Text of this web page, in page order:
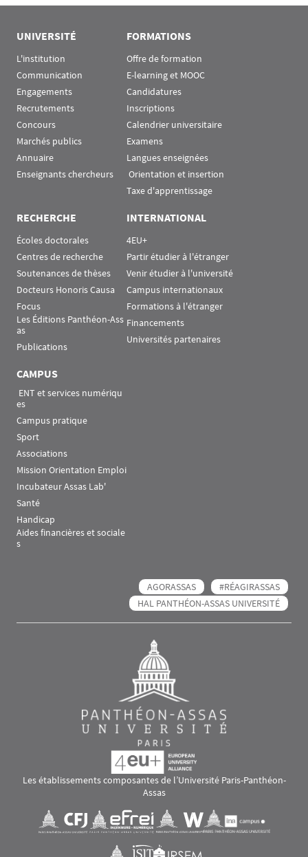
UNIVERSITÉ
L'institution
Communication
Engagements
Recrutements
Concours
Marchés publics
Annuaire
Enseignants chercheurs
FORMATIONS
Offre de formation
E-learning et MOOC
Candidatures
Inscriptions
Calendrier universitaire
Examens
Langues enseignées
Orientation et insertion
Taxe d'apprentissage
RECHERCHE
Écoles doctorales
Centres de recherche
Soutenances de thèses
Docteurs Honoris Causa
Focus
Les Éditions Panthéon-Ass
as
Publications
INTERNATIONAL
4EU+
Partir étudier à l'étranger
Venir étudier à l'université
Campus internationaux
Formations à l'étranger
Financements
Universités partenaires
CAMPUS
es
Campus pratique
Sport
Associations
Mission Orientation Emploi
Incubateur Assas Lab'
Santé
Handicap
Aides financières et sociale
s
AGORASSAS
#RÉAGIRASSAS
HAL PANTHÉON-ASSAS UNIVERSITÉ
Les établissements composantes de l’Université Paris-Panthéon-
Assas
Visuel svgVisuel svg Visuel svgVisuel svg
Visuel svgVisuel svg